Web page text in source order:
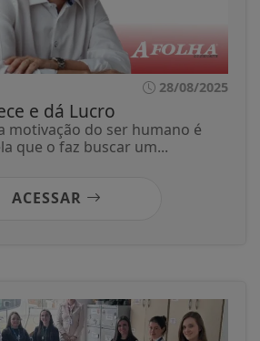
28/08/2025
e dá Lucro
motivação do ser humano é
que o faz buscar um...
ACESSAR